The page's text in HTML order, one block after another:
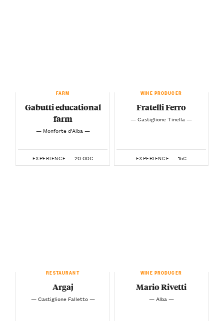
FARM
Gabutti educational
farm
— Monforte d’Alba —
EXPERIENCE — 20.00€
WINE PRODUCER
Fratelli Ferro
— Castiglione Tinella —
EXPERIENCE — 15€
RESTAURANT
Argaj
— Castiglione Falletto —
WINE PRODUCER
Mario Rivetti
— Alba —